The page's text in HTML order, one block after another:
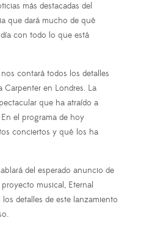
más destacadas del
que dará mucho de qué
día con todo lo que está
contará todos los detalles
Carpenter en Londres. La
que ha atraído a
el programa de hoy
conciertos y qué los ha
del esperado anuncio de
musical, Eternal
detalles de este lanzamiento